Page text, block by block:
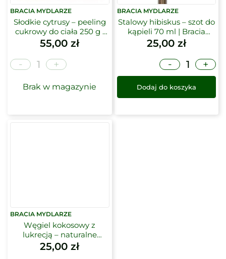
BRACIA MYDLARZE
Słodkie cytrusy – peeling
cukrowy do ciała 250 g |
Bracia Mydlarze
55,00zł
-
+
Brak w magazynie
BRACIA MYDLARZE
Stalowy hibiskus – szot do
kąpieli 70 ml | Bracia
Mydlarze
25,00 zł
-
+
Dodaj do koszyka
BRACIA MYDLARZE
Węgiel kokosowy z
lukrecją – naturalne
mydło w kostce | Bracia
Mydlarze
25,00zł